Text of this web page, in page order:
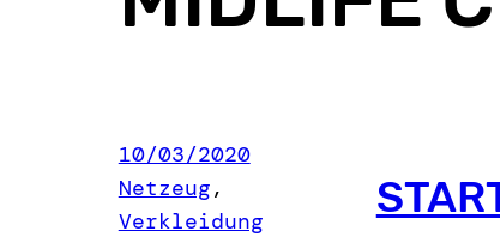
10/03/2020
Netzeug
Verkleidung